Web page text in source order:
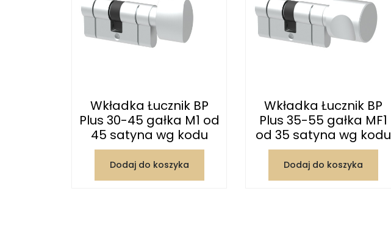
Wkładka Łucznik BP
Plus 30-45 gałka M1 od
45 satyna wg kodu
Dodaj do koszyka
Wkładka Łucznik BP
Plus 35-55 gałka MF1
od 35 satyna wg kodu
Dodaj do koszyka